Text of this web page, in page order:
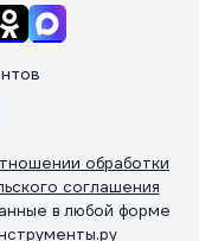
обработки
соглашения
в любой форме